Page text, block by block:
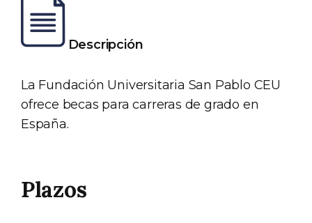
Descripción
La Fundación Universitaria San Pablo CEU
ofrece becas para carreras de grado en
España.
Plazos